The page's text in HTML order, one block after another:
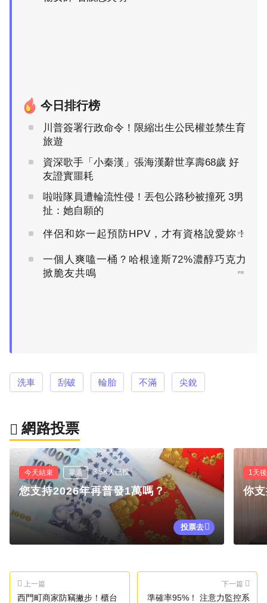
今日排行榜
川普簽署行政命令！限縮出生公民權並禁生育
旅遊
資深歌手「小秦漢」張海漢辭世享壽68歲 好
友證實噩耗
啦啦隊員遭輪流性侵！丟包公路秒被撞死 3男
扯：她自願的
伴侶和妳一起預防HPV，才有資格說愛妳！
PR
一個人爽嗑一桶？哈根達斯72%濃醇巧克力
掀脆友共鳴
PR
洗車 刮破 輪胎 不滿 尖銳
網路投票
今天結束 單選 3.5K人已投
您支持2026年再普發1萬嗎？
投票去
1天
你
上一篇
西門町商家防竊撇步！櫃台
下一篇
準確率95%！ 注意力監控系